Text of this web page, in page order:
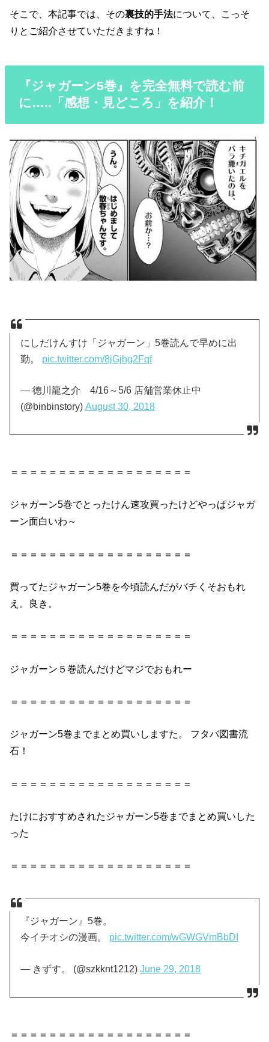
そこで、本記事では、その裏技的手法について、こっそ
りとご紹介させていただきますね！
『ジャガーン5巻』を完全無料で読む前
に…..「感想・見どころ」を紹介！
にしだけんすけ「ジャガーン」5巻読んで早めに出
勤。 pic.twitter.com/8jGjhg2Fqf
— 徳川龍之介 4/16～5/6 店舗営業休止中
(@binbinstory)August 30, 2018
＝＝＝＝＝＝＝＝＝＝＝＝＝＝＝＝＝＝＝
ジャガーン5巻でとったけん速攻買ったけどやっぱジャガ
ーン面白いわ～
＝＝＝＝＝＝＝＝＝＝＝＝＝＝＝＝＝＝＝
買ってた ジャガーン5巻を今頃読んだがバチくそおもれ
え。良き。
＝＝＝＝＝＝＝＝＝＝＝＝＝＝＝＝＝＝＝
ジャガーン５巻読んだけどマジでおもれー
＝＝＝＝＝＝＝＝＝＝＝＝＝＝＝＝＝＝＝
ジャガーン5巻 までまとめ買いしますた。 フタバ図書流
石！
＝＝＝＝＝＝＝＝＝＝＝＝＝＝＝＝＝＝＝
たけにおすすめされた ジャガーン5巻 までまとめ買いした
った
＝＝＝＝＝＝＝＝＝＝＝＝＝＝＝＝＝＝＝
『ジャガーン』5巻。
今イチオシの漫画。 pic.twitter.com/wGWGVmBbDI
— きずす。 (@szkknt1212)June 29, 2018
＝＝＝＝＝＝＝＝＝＝＝＝＝＝＝＝＝＝＝